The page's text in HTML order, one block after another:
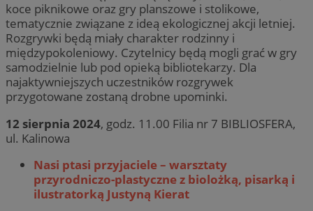
koce piknikowe oraz gry planszowe i stolikowe,
tematycznie związane z ideą ekologicznej akcji letniej.
Rozgrywki będą miały charakter rodzinny i
międzypokoleniowy. Czytelnicy będą mogli grać w gry
samodzielnie lub pod opieką bibliotekarzy. Dla
najaktywniejszych uczestników rozgrywek
przygotowane zostaną drobne upominki.
12 sierpnia 2024, godz. 11.00 Filia nr 7 BIBLIOSFERA,
ul. Kalinowa
Nasi ptasi przyjaciele – warsztaty
przyrodniczo-plastyczne z biolożką, pisarką i
ilustratorką Justyną Kierat